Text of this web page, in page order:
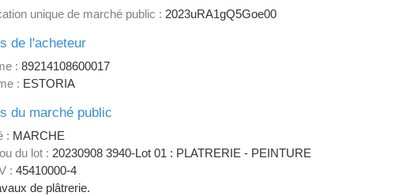
unique de marché public : 2023uRA1gQ5Goe00
de l'acheteur
: 89214108600017
: ESTORIA
du marché public
: MARCHE
du lot : 20230908 3940-Lot 01 : PLATRERIE - PEINTURE
: 45410000-4
de plâtrerie.